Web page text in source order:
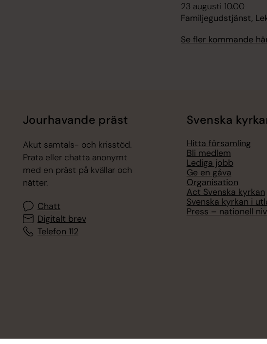
23 augusti 10.00
Familjegudstjänst,
Se fler kommande
Jourhavande präst
Akut samtals- och krisstöd.
Prata eller chatta anonymt
med en präst på kvällar och
nätter.
Chatt
Digitalt brev
Telefon 112
Svenska
Hitta församling
Bli medlem
Lediga jobb
Ge en gåva
Organisation
Act Svenska kyrkan
Svenska kyrkan i
Press – nationell